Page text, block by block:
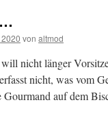
von altmod
nicht länger
nicht, was vom
Gourmand auf dem